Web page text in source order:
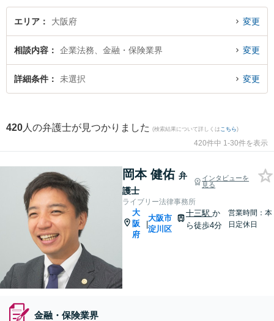
ます。企業法務に関係する顧問弁護士契約や契約書作成・リーガルチェック、
雇用契約書・就業規則作成等の細かな分野での絞り込み検索もでき便利です。
護士費用、強みなどが注目されています。『大阪府で土日や夜間に発生した金
融・保険業界のトラブルを今すぐに弁護士に相談したい』『金融・保険業界の
トラブル解決の実績豊富な近くの弁護士を検索したい』『初回相談無料で金
エリア 大阪府 変更
相談内容 企業法務、金融・保険業界 変更
詳細条件 未選択 変更
420 人の弁護士が見つかりました (検索結果について詳しくは こちら)
420件中 1-30件を表示
岡本 健佑 弁
護士
インタビューを
見る
ライブリー法律事務所
大
阪
府
|
大阪市
淀川区
十三駅 か
ら徒歩4分
営業時間：本
日定休日
金融・保険業界